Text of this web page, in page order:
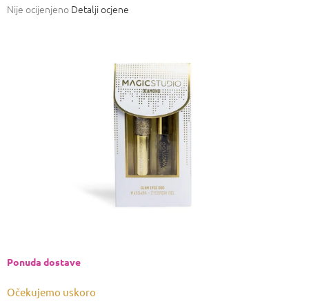
Prosječna
Nije ocijenjeno Detalji ocjene
Očekujemo uskoro
Ponuda dostave